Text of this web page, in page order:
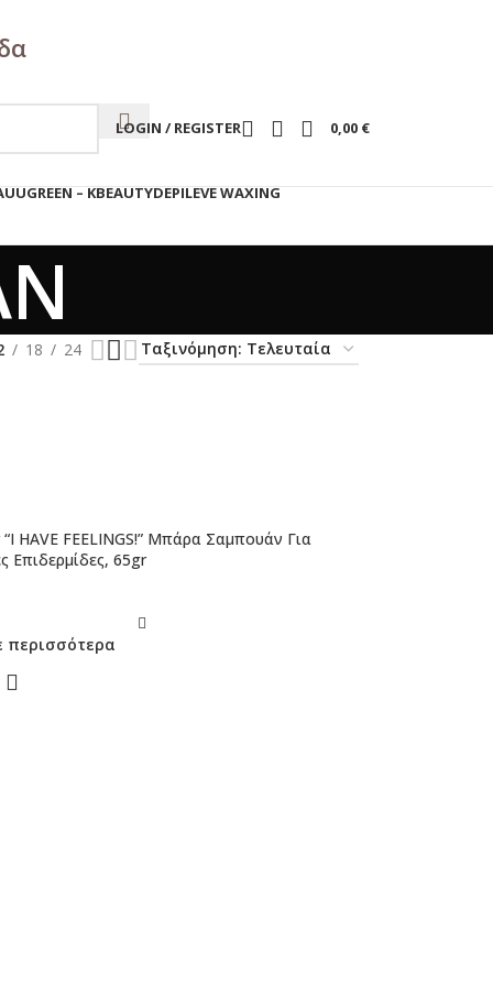
LOGIN / REGISTER 0,00 €
– KBEAUTYDEPILEVE WAXING
18 24
“I HAVE FEELINGS!” Μπάρα Σαμπουάν Για
Επιδερμίδες, 65gr
περισσότερα